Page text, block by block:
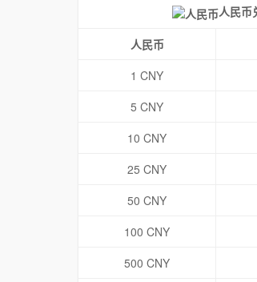
人民币
人民币
1 CNY
5 CNY
10 CNY
25 CNY
50 CNY
100 CNY
500 CNY